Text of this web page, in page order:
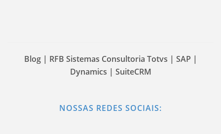
Blog | RFB Sistemas Consultoria Totvs | SAP |
Dynamics | SuiteCRM
NOSSAS REDES SOCIAIS: